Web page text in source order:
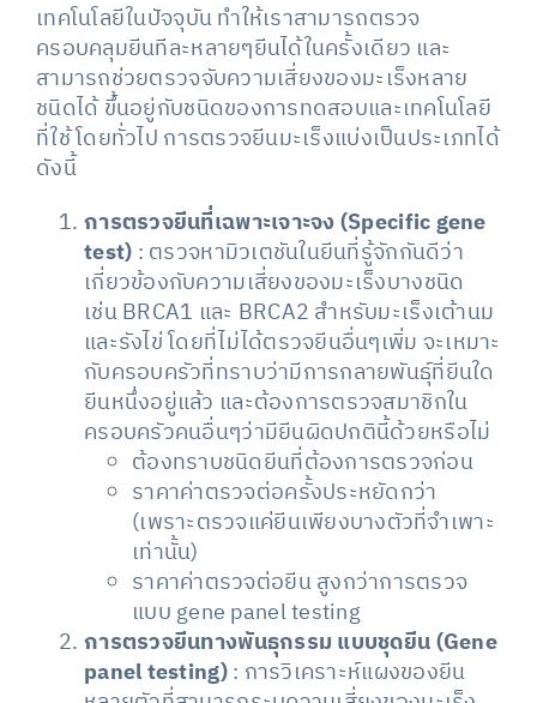
เทคโนโลยีในปัจจุบัน ทำให้เราสามารถตรวจ
ครอบคลุมยีนทีละหลายๆยีนได้ในครั้งเดียว และ
สามารถช่วยตรวจจับความเสี่ยงของมะเร็งหลาย
ชนิดได้ ขึ้นอยู่กับชนิดของการทดสอบและเทคโนโลยี
ที่ใช้ โดยทั่วไป การตรวจยีนมะเร็งแบ่งเป็นประเภทได้
ดังนี้
การตรวจยีนที่เฉพาะเจาะจง (Specific gene
test) : ตรวจหามิวเตชันในยีนที่รู้จักกันดีว่า
เกี่ยวข้องกับความเสี่ยงของมะเร็งบางชนิด
เช่น BRCA1 และ BRCA2 สำหรับมะเร็งเต้านม
และรังไข่ โดยที่ไม่ได้ตรวจยีนอื่นๆเพิ่ม จะเหมาะ
กับครอบครัวที่ทราบว่ามีการกลายพันธุ์ที่ยีนใด
ยีนหนึ่งอยู่แล้ว และต้องการตรวจสมาชิกใน
ครอบครัวคนอื่นๆว่ามียีนผิดปกตินี้ด้วยหรือไม่
ต้องทราบชนิดยีนที่ต้องการตรวจก่อน
ราคาค่าตรวจต่อครั้งประหยัดกว่า
(เพราะตรวจแค่ยีนเพียงบางตัวที่จำเพาะ
เท่านั้น)
ราคาค่าตรวจต่อยีน สูงกว่าการตรวจ
แบบ gene panel testing
การตรวจยีนทางพันธุกรรม แบบชุดยีน (Gene
panel testing): การวิเคราะห์แผงของยีน